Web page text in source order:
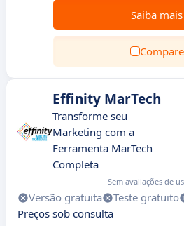
Saiba mais
Compare
Effinity MarTech
Transforme seu
Marketing com a
Ferramenta MarTech
Completa
Sem avaliações de
Versão gratuita Teste gratuito
Preços sob consulta